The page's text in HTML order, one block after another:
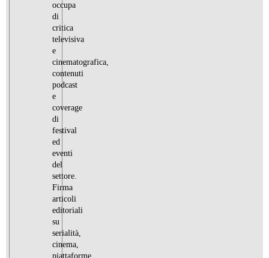
occupa
di
critica
televisiva
e
cinematografica,
contenuti
podcast
e
coverage
di
festival
ed
eventi
del
settore.
Firma
articoli
editoriali
su
serialità,
cinema,
piattaforme